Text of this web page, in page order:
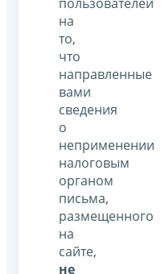
на
то,
что
направленные
вами
сведения
о
неприменении
налоговым
органом
письма,
размещенного
на
сайте,
не